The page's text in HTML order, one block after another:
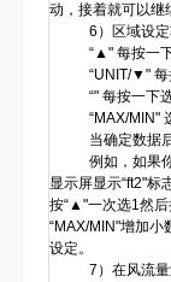
动，接着就可以继
6）区域设定功
“▲" 每按一下
“UNIT/▼" 每按
“" 每按一下选
“MAX/MIN"
当确定数据后，
例如，如果你
显示屏显示“ft2"标
按“▲"一次选1然
“MAX/MIN"增加
设定。
7）在风流量测